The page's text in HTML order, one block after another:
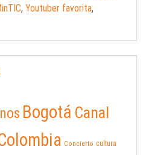
, Youtuber favorita,
Bogotá Canal
Concierto cultura